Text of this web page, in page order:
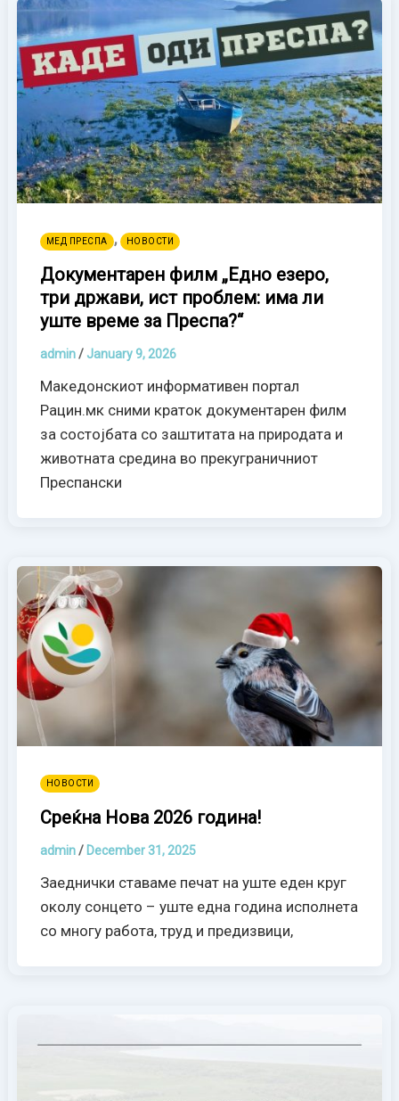
МЕД ПРЕСПА , НОВОСТИ
Документарен филм „Едно езеро,
три држави, ист проблем: има ли
уште време за Преспа?“
admin/ January 9, 2026
Македонскиот информативен портал
Рацин.мк сними краток документарен филм
за состојбата со заштитата на природата и
животната средина во прекуграничниот
Преспански
НОВОСТИ
Среќна Нова 2026 година!
admin/ December 31, 2025
Заеднички ставаме печат на уште еден круг
околу сонцето – уште една година исполнета
со многу работа, труд и предизвици,